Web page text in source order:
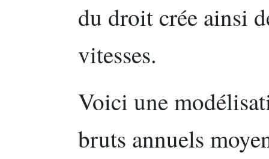
du droit crée ainsi
vitesses.
Voici une
bruts annuels